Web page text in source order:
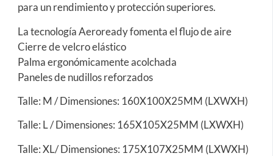
para un rendimiento y protección superiores.
La tecnología Aeroready fomenta el flujo de aire
Cierre de velcro elástico
Palma ergonómicamente acolchada
Paneles de nudillos reforzados
Talle: M / Dimensiones: 160X100X25MM (LXWXH)
Talle: L / Dimensiones: 165X105X25MM (LXWXH)
Talle: XL/ Dimensiones: 175X107X25MM (LXWXH)